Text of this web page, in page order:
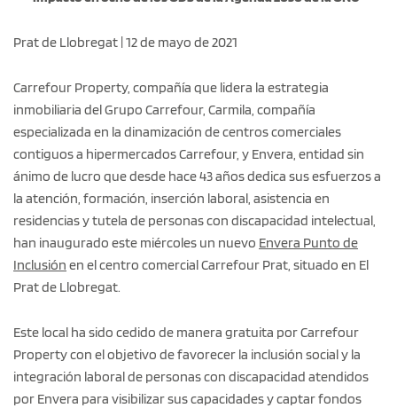
Prat de Llobregat | 12 de mayo de 2021
Carrefour Property, compañía que lidera la estrategia
inmobiliaria del Grupo Carrefour, Carmila, compañía
especializada en la dinamización de centros comerciales
contiguos a hipermercados Carrefour, y Envera, entidad sin
ánimo de lucro que desde hace 43 años dedica sus esfuerzos a
la atención, formación, inserción laboral, asistencia en
residencias y tutela de personas con discapacidad intelectual,
han inaugurado este miércoles un nuevo Envera Punto de
Inclusión en el centro comercial Carrefour Prat, situado en El
Prat de Llobregat.
Este local ha sido cedido de manera gratuita por Carrefour
Property con el objetivo de favorecer la inclusión social y la
integración laboral de personas con discapacidad atendidos
por Envera para visibilizar sus capacidades y captar fondos